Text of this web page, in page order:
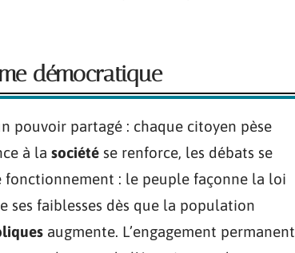
démocratique
pouvoir partagé : chaque citoyen pèse
à la société se renforce, les débats se
: le peuple façonne la loi
ses faiblesses dès que la population
augmente. L’engagement permanent